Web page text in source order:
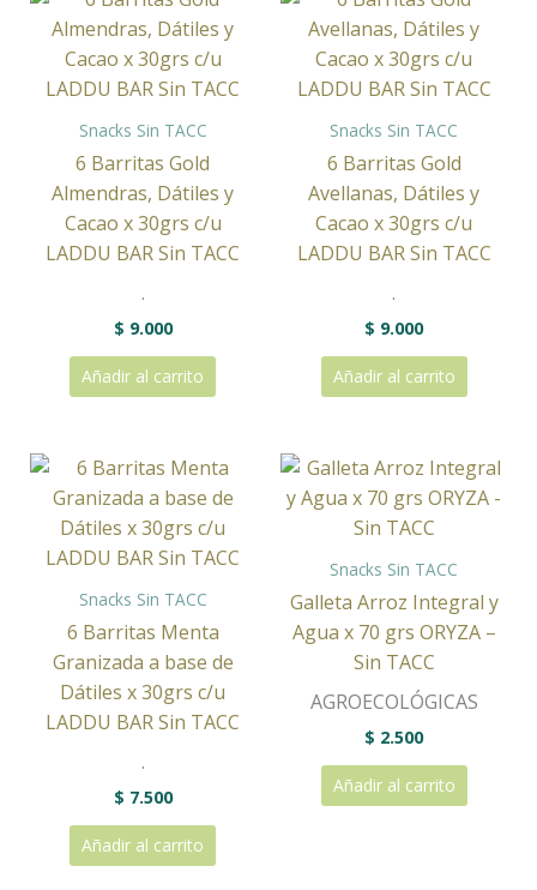
Snacks Sin TACC
6 Barritas Gold
Almendras, Dátiles y
Cacao x 30grs c/u
LADDU BAR Sin TACC
.
$ 9.000
Añadir al carrito
Snacks Sin TACC
6 Barritas Gold
Avellanas, Dátiles y
Cacao x 30grs c/u
LADDU BAR Sin TACC
.
$ 9.000
Añadir al carrito
Snacks Sin TACC
6 Barritas Menta
Granizada a base de
Dátiles x 30grs c/u
LADDU BAR Sin TACC
.
$ 7.500
Añadir al carrito
Snacks Sin TACC
Galleta Arroz Integral y
Agua x 70 grs ORYZA –
Sin TACC
AGROECOLÓGICAS
$ 2.500
Añadir al carrito